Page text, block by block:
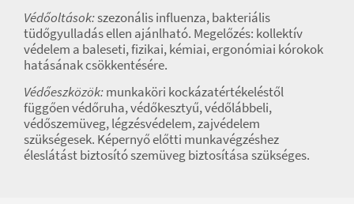
Védőoltások:szezonális influenza, bakteriális
tüdőgyulladás ellen ajánlható. Megelőzés: kollektív
védelem a baleseti, fizikai, kémiai, ergonómiai kórokok
hatásának csökkentésére.
Védőeszközök:munkaköri kockázatértékeléstől
függően védőruha, védőkesztyű, védőlábbeli,
védőszemüveg, légzésvédelem, zajvédelem
szükségesek. Képernyő előtti munkavégzéshez
éleslátást biztosító szemüveg biztosítása szükséges.